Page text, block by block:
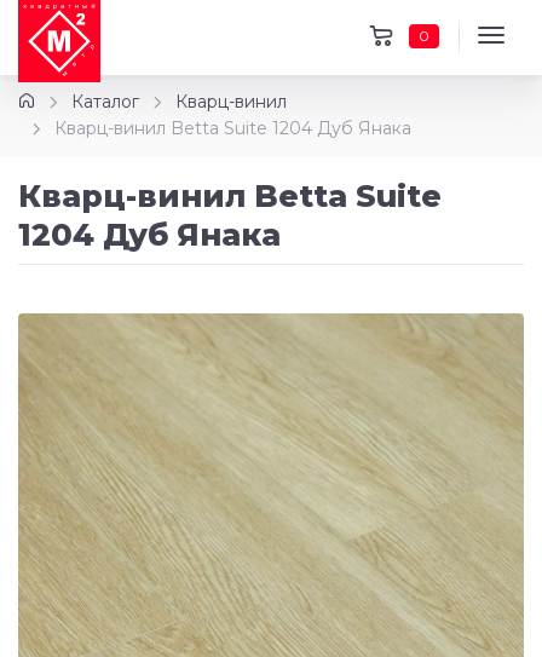
0
Каталог
Кварц-винил
Кварц-винил Betta Suite 1204 Дуб Янака
Кварц-винил Betta Suite
1204 Дуб Янака